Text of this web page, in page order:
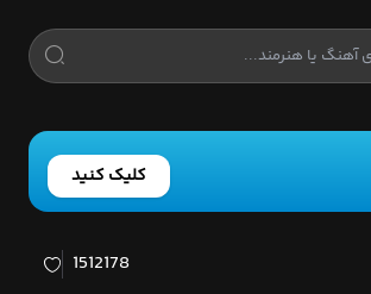
کلیک کنید
1512178